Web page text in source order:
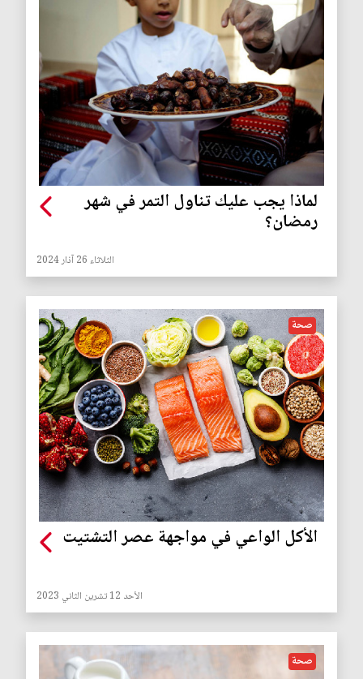
لماذا يجب عليك تناول التمر في شهر
رمضان؟
الثلاثاء 26 آذار 2024
صحة
الأكل الواعي في مواجهة عصر التشتيت
الأحد 12 تشرين الثاني 2023
صحة